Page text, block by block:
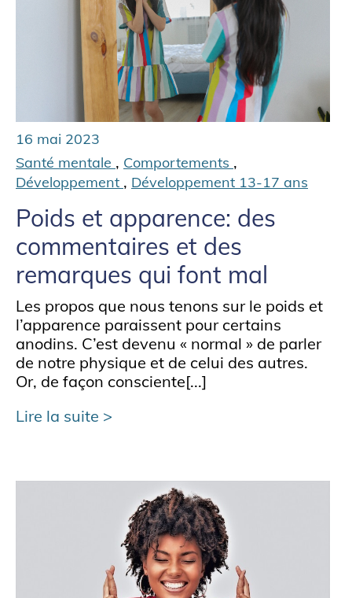
16 mai 2023
Santé mentale , Comportements ,
Développement , Développement 13-17 ans
Poids et apparence: des
commentaires et des
remarques qui font mal
Les propos que nous tenons sur le poids et
l’apparence paraissent pour certains
anodins. C’est devenu « normal » de parler
de notre physique et de celui des autres.
Or, de façon consciente[...]
Lire la suite